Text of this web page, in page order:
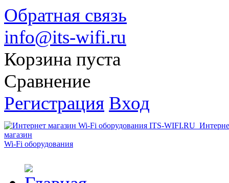
Обратная связь
info@its-wifi.ru
Корзина пуста
Сравнение
Регистрация Вход
магазин
Wi-Fi оборудования